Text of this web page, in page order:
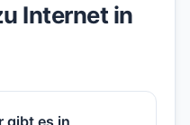
Internet in